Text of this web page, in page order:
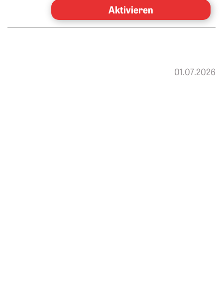
Aktivieren
01.07.2026